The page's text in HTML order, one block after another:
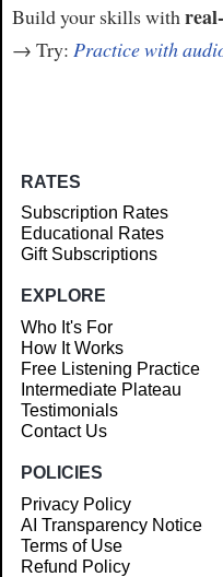
Build your skills with
→ Try: Practice with
RATES
Subscription Rates
Educational Rates
Gift Subscriptions
EXPLORE
Who It's For
How It Works
Free Listening Practice
Intermediate Plateau
Testimonials
Contact Us
POLICIES
Privacy Policy
AI Transparency Notice
Terms of Use
Refund Policy